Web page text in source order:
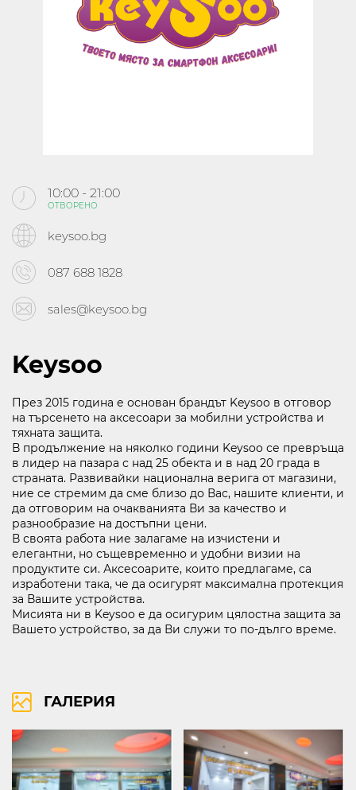
10:00 - 21:00
ОТВОРЕНО
keysoo.bg
087 688 1828
sales@keysoo.bg
Keysoo
През 2015 година е основан брандът Keysoo в отговор
на търсенето на аксесоари за мобилни устройства и
тяхната защита.
В продължение на няколко години Keysoo се превръща
в лидер на пазара с над 25 обекта и в над 20 града в
страната. Развивайки национална верига от магазини,
ние се стремим да сме близо до Вас, нашите клиенти, и
да отговорим на очакванията Ви за качество и
разнообразие на достъпни цени.
В своята работа ние залагаме на изчистени и
елегантни, но същевременно и удобни визии на
продуктите си. Аксесоарите, които предлагаме, са
изработени така, че да осигурят максимална протекция
за Вашите устройства.
Мисията ни в Keysoo е да осигурим цялостна защита за
Вашето устройство, за да Ви служи то по-дълго време.
ГАЛЕРИЯ
бул. Липник 121 Д
ПРАВА ЗА ПОЛЗВАНЕ
ПОЛИТИКА ЗА ИЗПОЛЗВАНЕ НА БИСКВИТКИ
ПОЛИТИКА ЗА ОБРАБОТВАНЕ И СИГУРНОСТ НА ЛИЧНИТЕ ДАННИ
KABOOM ПОЛИТИКА ЗА ВИДЕОНАБЛЮДЕНИЕ
KABOOM ПОЛИТИКА ЗА ОБРАБОТВАНЕ И СИГУРНОСТ НА ЛИЧНИТЕ ДАННИ